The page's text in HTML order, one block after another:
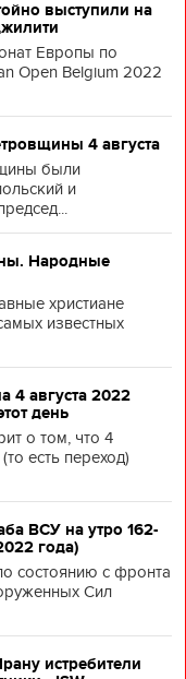
выступили на
Европы по
Open Belgium 2022
4 августа
были
и
Народные
христиане
известных
4 августа 2022
день
о том, что 4
есть переход)
ВСУ на утро 162-
года)
состоянию с фронта
Сил
истребители